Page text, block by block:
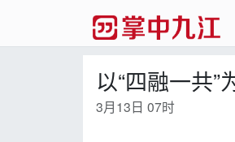
以“四融一共
3月13日 07时